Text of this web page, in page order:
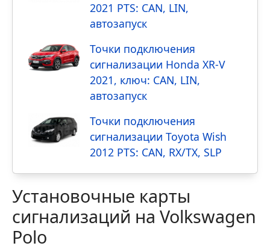
2021 PTS: CAN, LIN,
автозапуск
Точки подключения
сигнализации Honda XR-V
2021, ключ: CAN, LIN,
автозапуск
Точки подключения
сигнализации Toyota Wish
2012 PTS: CAN, RX/TX, SLP
Установочные карты
сигнализаций на Volkswagen
Polo